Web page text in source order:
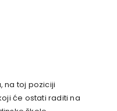
na toj poziciji
će ostati raditi na